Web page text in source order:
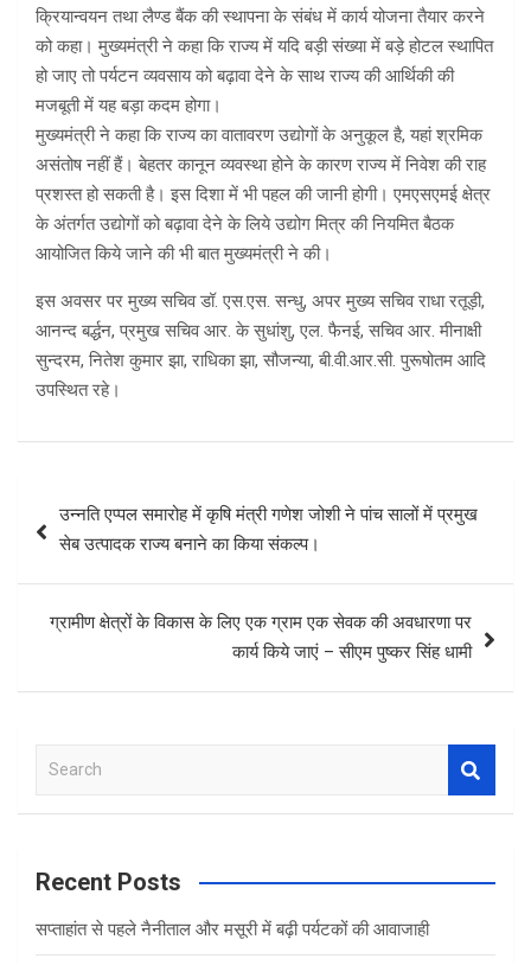
क्रियान्वयन तथा लैण्ड बैंक की स्थापना के संबंध में कार्य योजना तैयार करने
को कहा। मुख्यमंत्री ने कहा कि राज्य में यदि बड़ी संख्या में बड़े होटल स्थापित
हो जाए तो पर्यटन व्यवसाय को बढ़ावा देने के साथ राज्य की आर्थिकी की
मजबूती में यह बड़ा कदम होगा।
मुख्यमंत्री ने कहा कि राज्य का वातावरण उद्योगों के अनुकूल है, यहां श्रमिक
असंतोष नहीं हैं। बेहतर कानून व्यवस्था होने के कारण राज्य में निवेश की राह
प्रशस्त हो सकती है। इस दिशा में भी पहल की जानी होगी। एमएसएमई क्षेत्र
के अंतर्गत उद्योगों को बढ़ावा देने के लिये उद्योग मित्र की नियमित बैठक
आयोजित किये जाने की भी बात मुख्यमंत्री ने की।
इस अवसर पर मुख्य सचिव डॉ. एस.एस. सन्धु, अपर मुख्य सचिव राधा रतूड़ी,
आनन्द बर्द्धन, प्रमुख सचिव आर. के सुधांशु, एल. फैनई, सचिव आर. मीनाक्षी
सुन्दरम, नितेश कुमार झा, राधिका झा, सौजन्या, बी.वी.आर.सी. पुरूषोतम आदि
उपस्थित रहे।
navigation
उन्नति एप्पल समारोह में कृषि मंत्री गणेश जोशी ने पांच सालों में प्रमुख
सेब उत्पादक राज्य बनाने का किया संकल्प।
ग्रामीण क्षेत्रों के विकास के लिए एक ग्राम एक सेवक की अवधारणा पर
कार्य किये जाएं – सीएम पुष्कर सिंह धामी
a
c
Recent Posts
सप्ताहांत से पहले नैनीताल और मसूरी में बढ़ी पर्यटकों की आवाजाही